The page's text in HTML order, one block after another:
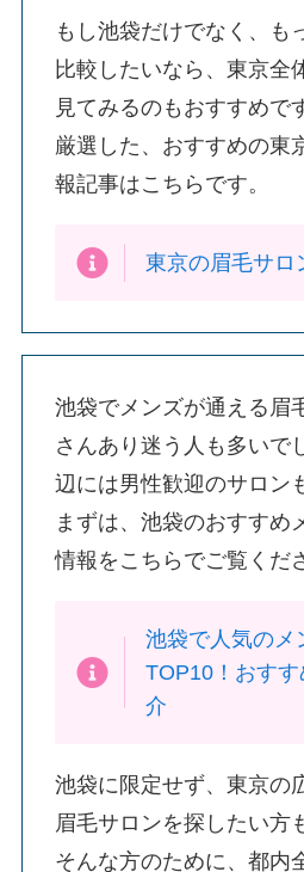
もし池袋だけでなく、も
比較したいなら、東京全
見てみるのもおすすめで
厳選した、おすすめの東
報記事はこちらです。
東京の眉毛サロ
池袋でメンズが通える眉
さんあり迷う人も多いで
辺には男性歓迎のサロン
まずは、池袋のおすすめ
情報をこちらでご覧くだ
池袋で人気のメ
TOP10！おす
介
池袋に限定せず、東京の
眉毛サロンを探したい方
そんな方のために、都内